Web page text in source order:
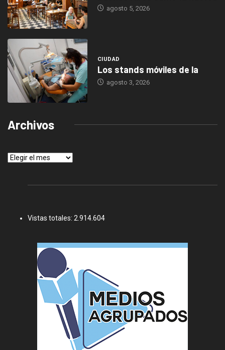
agosto 5, 2026
CIUDAD
Los stands móviles de la
agosto 3, 2026
Archivos
Archivos
Vistas totales: 2.914.604